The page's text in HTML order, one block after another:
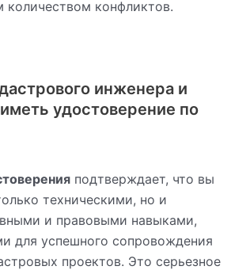
конфликтов.
инженера и
удостоверение по
подтверждает, что вы
техническими, но и
и правовыми навыками,
для успешного сопровождения
проектов. Это серьезное